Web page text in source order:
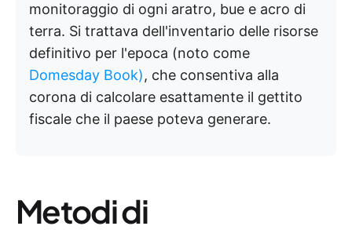
monitoraggio di ogni aratro, bue e acro di
terra. Si trattava dell'inventario delle risorse
definitivo per l'epoca (noto come
Domesday Book), che consentiva alla
corona di calcolare esattamente il gettito
fiscale che il paese poteva generare.
Metodi di